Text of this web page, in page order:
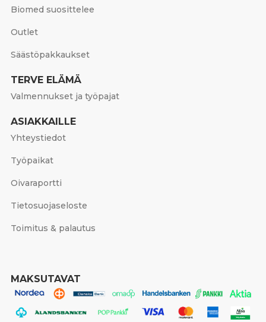
Biomed suosittelee
Outlet
Säästöpakkaukset
TERVE ELÄMÄ
Valmennukset ja työpajat
ASIAKKAILLE
Yhteystiedot
Työpaikat
Oivaraportti
Tietosuojaseloste
Toimitus & palautus
MAKSUTAVAT